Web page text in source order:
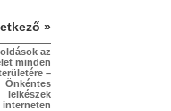
»
az
minden
–
Önkéntes
lelkészek
interneten